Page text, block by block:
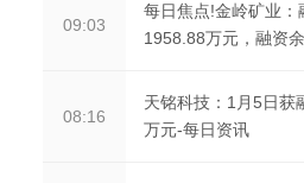
09:03
每日焦点!金岭矿业：
1958.88万元，融资
08:16
天铭科技：1月5日获
万元-每日资讯